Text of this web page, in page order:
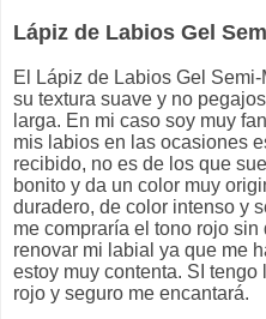
Lápiz de Labios Gel
El Lápiz de Labios Gel
su textura suave y no
larga. En mi caso soy muy
mis labios en las ocasiones
recibido, no es de los que
bonito y da un color muy
duradero, de color intenso y
me compraría el tono rojo
renovar mi labial ya que me
estoy muy contenta. SI
rojo y seguro me encantará.